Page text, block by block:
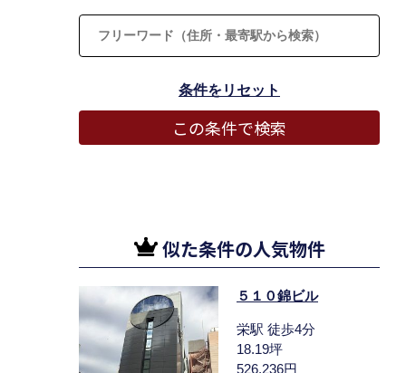
似た条件の人気物件
５１０錦ビル
栄駅 徒歩4分
18.19坪
526,236円